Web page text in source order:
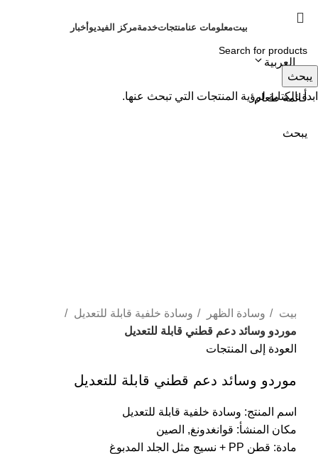
بيتمعلومات عنامنتجاتخدمةمركز الفيديو أخبار
العربية
يبحث
قائمة طعام
يبحث
بيت وسادة الظهر
وسادة خلفية قابلة للتعديل
موردو وسائد دعم قطني قابلة للتعديل
العودة إلى المنتجات
موردو وسائد دعم قطني قابلة للتعديل
اسم المنتج: وسادة خلفية قابلة للتعديل
مكان المنشأ: قوانغدونغ, الصين
مادة: قطن PP + نسيج مثل الجلد المدبوغ
يبحث
ابدأ بالكتابة لرؤية المنتجات التي تبحث عنها.